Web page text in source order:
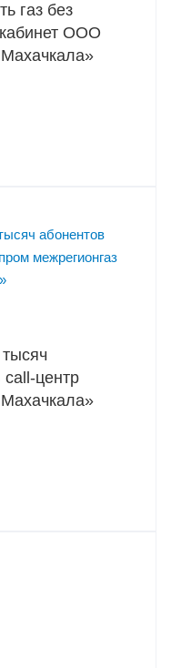
газ без
ООО
сall-центр